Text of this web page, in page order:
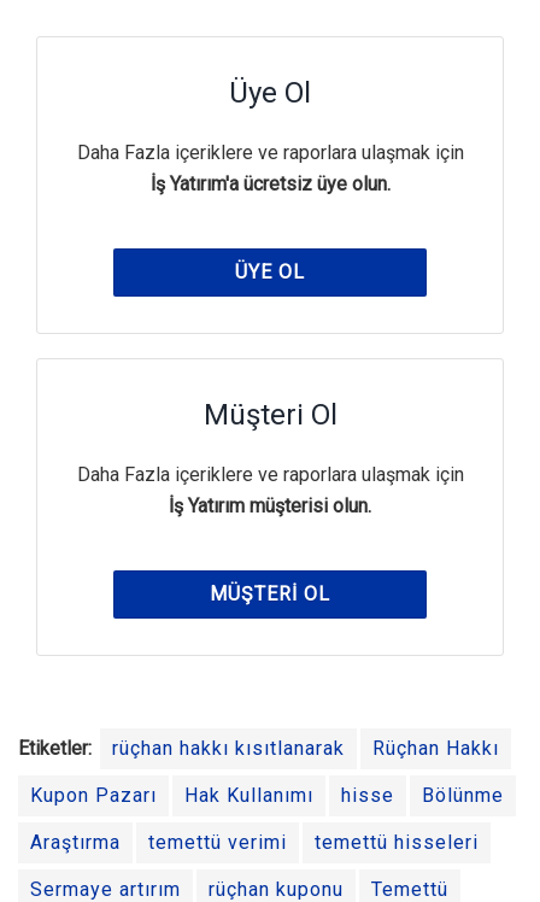
Üye Ol
Daha Fazla içeriklere ve raporlara ulaşmak için
İş Yatırım'a ücretsiz üye olun.
ÜYE OL
Müşteri Ol
Daha Fazla içeriklere ve raporlara ulaşmak için
İş Yatırım müşterisi olun.
MÜŞTERI OL
Etiketler: rüçhan hakkı kısıtlanarak Rüçhan Hakkı
Kupon Pazarı Hak Kullanımı hisse Bölünme
Araştırma temettü verimi temettü hisseleri
Sermaye artırım rüçhan kuponu Temettü